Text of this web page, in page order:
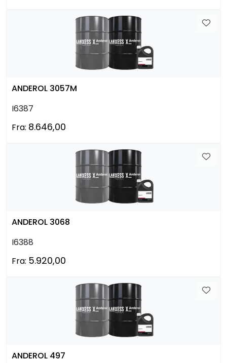
ANDEROL 3057M
I6387
Fra: 8.646,00
ANDEROL 3068
I6388
Fra: 5.920,00
ANDEROL 497